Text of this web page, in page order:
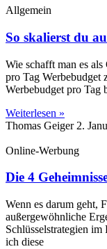
Allgemein
So skalierst du
Wie schafft man es
pro Tag Werbebudget
Werbebudget pro Tag
Weiterlesen »
Thomas Geiger 2.
Online-Werbung
Die 4
Wenn es darum geht,
außergewöhnliche
Schlüsselstrategien
ich diese